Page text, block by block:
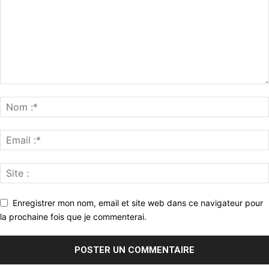
Enregistrer mon nom, email et site web dans ce navigateur pour
la prochaine fois que je commenterai.